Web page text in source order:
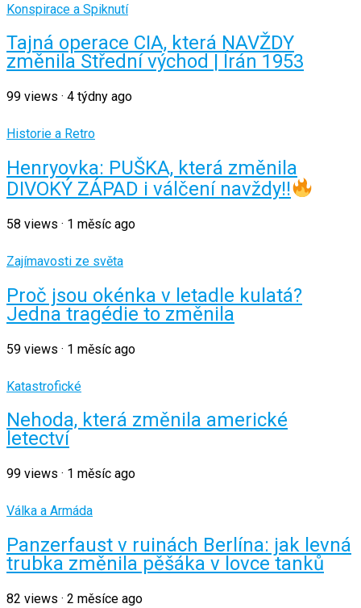
Konspirace a Spiknutí
Tajná operace CIA, která NAVŽDY
změnila Střední východ | Írán 1953
99 views · 4 týdny ago
Historie a Retro
Henryovka: PUŠKA, která změnila
DIVOKÝ ZÁPAD i válčení navždy!!
58 views · 1 měsíc ago
Zajímavosti ze světa
Proč jsou okénka v letadle kulatá?
Jedna tragédie to změnila
59 views · 1 měsíc ago
Katastrofické
Nehoda, která změnila americké
letectví
99 views · 1 měsíc ago
Válka a Armáda
Panzerfaust v ruinách Berlína: jak levná
trubka změnila pěšáka v lovce tanků
82 views · 2 měsíce ago